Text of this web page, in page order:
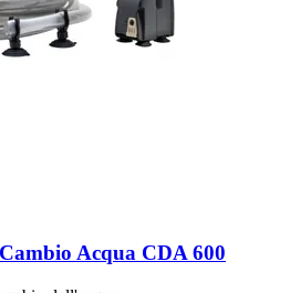
Acqua CDA 600